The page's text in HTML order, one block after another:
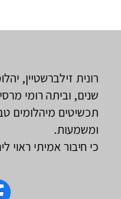
רונית זילברשטיין,
שנים, וביתה רומי
תכשיטים מיהלומים
ומשמעות.
כי חיבור אמיתי ראוי